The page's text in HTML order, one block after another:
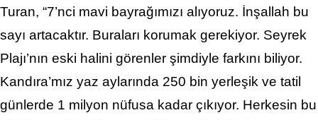
Turan, “7’nci mavi bayrağımızı alıyoruz. İnşallah bu
sayı artacaktır. Buraları korumak gerekiyor. Seyrek
Plajı’nın eski halini görenler şimdiyle farkını biliyor.
Kandıra’mız yaz aylarında 250 bin yerleşik ve tatil
günlerde 1 milyon nüfusa kadar çıkıyor. Herkesin bu